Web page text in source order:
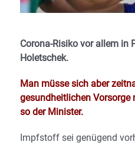
Corona-Risiko vor allem in
Holetschek.
Man müsse sich aber
gesundheitlichen
so der Minister.
Impfstoff sei genügend